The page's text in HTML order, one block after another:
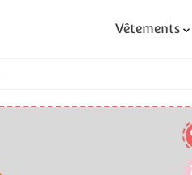
Vêtements 